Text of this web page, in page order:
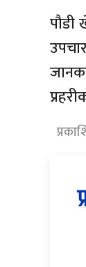
पौडी